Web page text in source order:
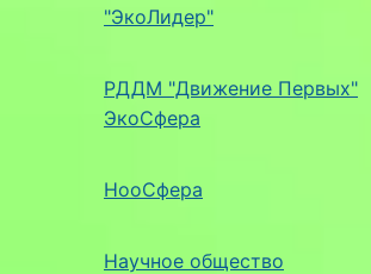
"ЭкоЛидер"
РДДМ "Движение Первых"
ЭкоСфера
НооСфера
Научное общество